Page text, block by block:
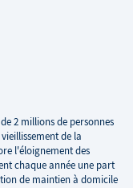
2 millions de personnes
de la
l'éloignement des
chaque année une part
de maintien à domicile